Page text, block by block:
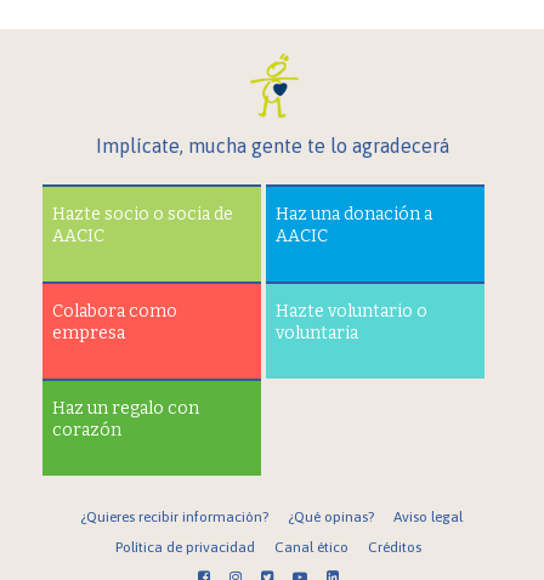
Implícate, mucha gente te lo agradecerá
Hazte socio o socia de
AACIC
Haz una donación a
AACIC
Colabora como
empresa
Hazte voluntario o
voluntaria
Haz un regalo con
corazón
¿Quieres recibir información? ¿Qué opinas?
Aviso legal
Política de privacidad
Canal ético Créditos